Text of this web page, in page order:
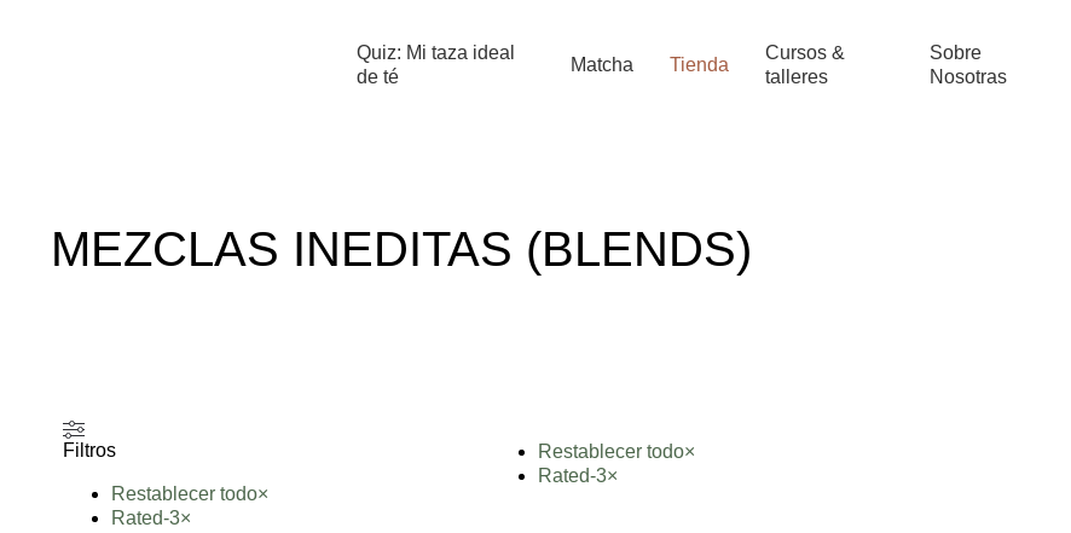
Quiz: Mi taza ideal
de té
Matcha Tienda
Cursos &
talleres
Sobre
Nosotras
MEZCLAS INEDITAS (BLENDS)
Filtros
Restablecer todo×
Rated-3×
Restablecer todo×
Rated-3×